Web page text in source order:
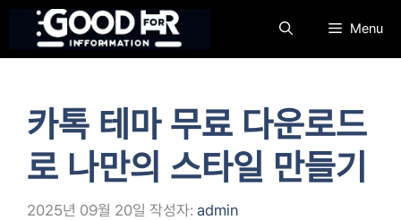
츠
Menu
카톡 테마 무료 다운로드
로 나만의 스타일 만들기
2025년 09월 20일 작성자: admin